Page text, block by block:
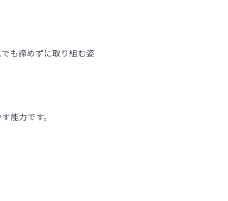
も諦めずに取り組む姿
能力です。